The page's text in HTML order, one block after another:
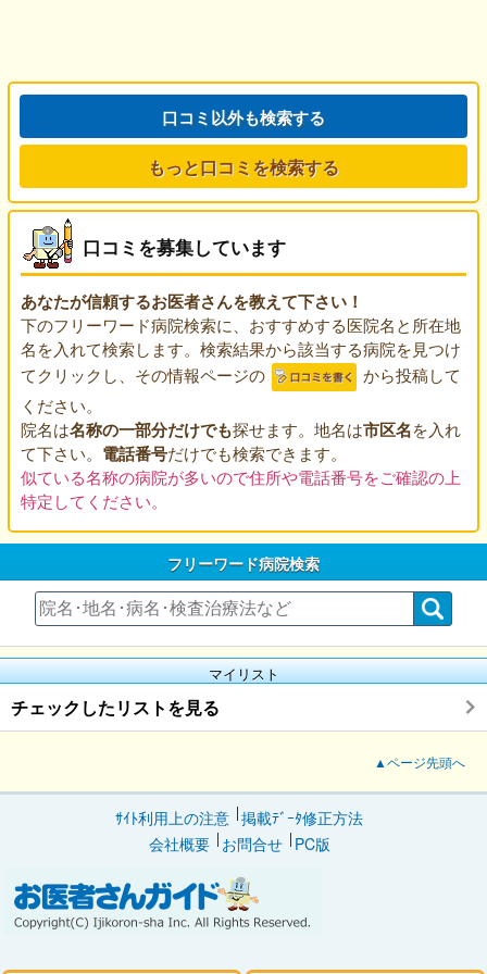
口コミ以外も検索する
もっと口コミを検索する
口コミを募集しています
あなたが信頼するお医者さんを教えて下さい！
下のフリーワード病院検索に、おすすめする医院名と所在地
名を入れて検索します。検索結果から該当する病院を見つけ
てクリックし、その情報ページの
から投稿して
ください。
院名は名称の一部分だけでも探せます。地名は市区名を入れ
て下さい。 電話番号だけでも検索できます。
似ている名称の病院が多いので住所や電話番号をご確認の上
特定してください。
フリーワード病院検索
マイリスト
チェックしたリストを見る
▲ページ先頭へ
ｻｲﾄ利用上の注意 掲載ﾃﾞｰﾀ修正方法
会社概要
お問合せ PC版